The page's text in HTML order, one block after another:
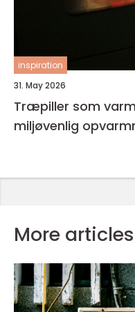
inspiration
31. May 2026
Træpiller som
miljøvenlig
More articles